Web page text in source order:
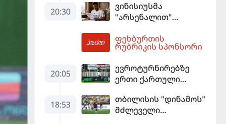
და "ბარსელონაში"
გადადის
20:30
ვინისიუსმა
"არსენალით"
გამოიყენა და
"რეალთან"
მომგებიანად
გააგრძელა
ფეხბურთის
რუბრიკის სპონსორი
20:05
ევროტურნირებზე
ერთი ქართული
18:53
თბილისის "დინამოს"
მძლეველი